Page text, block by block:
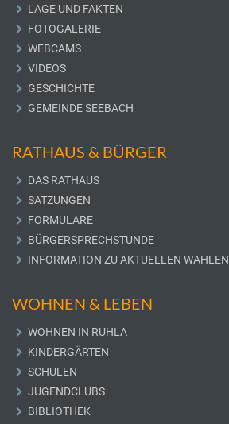
LAGE UND FAKTEN
FOTOGALERIE
WEBCAMS
VIDEOS
GESCHICHTE
GEMEINDE SEEBACH
RATHAUS & BÜRGER
DAS RATHAUS
SATZUNGEN
FORMULARE
BÜRGERSPRECHSTUNDE
INFORMATION ZU AKTUELLEN WAHLEN
WOHNEN & LEBEN
WOHNEN IN RUHLA
KINDERGÄRTEN
SCHULEN
JUGENDCLUBS
BIBLIOTHEK